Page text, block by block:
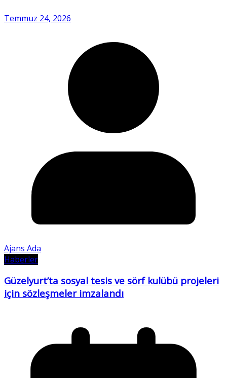
Temmuz 24, 2026
Ajans Ada
Haberler
Güzelyurt’ta sosyal tesis ve sörf kulübü projeleri
için sözleşmeler imzalandı